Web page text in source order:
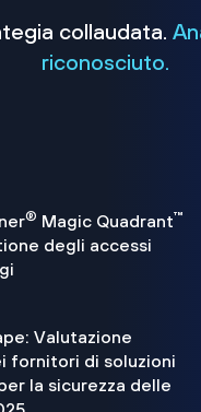
collaudata.
riconosciuto.
® Magic Quadrant™
degli accessi
Valutazione
fornitori di soluzioni
la sicurezza delle